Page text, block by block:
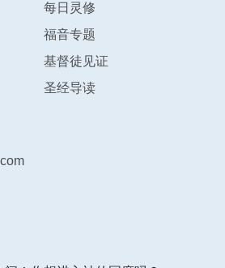
每日灵修
福音专题
基督徒见证
圣经导读